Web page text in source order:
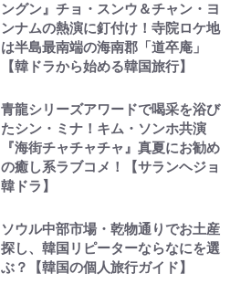
ングン』チョ・スンウ＆チャン・ヨ
ンナムの熱演に釘付け！寺院ロケ地
は半島最南端の海南郡「道卒庵」
【韓ドラから始める韓国旅行】
青龍シリーズアワードで喝采を浴び
たシン・ミナ！キム・ソンホ共演
『海街チャチャチャ』真夏にお勧め
の癒し系ラブコメ！【サランヘジョ
韓ドラ】
ソウル中部市場・乾物通りでお土産
探し、韓国リピーターならなにを選
ぶ？【韓国の個人旅行ガイド】